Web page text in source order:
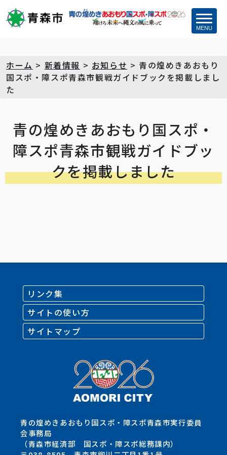
MENU
ホーム > 新着情報 > お知らせ >青の煌めきあおもり
国スポ・障スポ青森市観戦ガイドブックを掲載しまし
た
青の煌めきあおもり国スポ・
障スポ青森市観戦ガイドブッ
クを掲載しました
リンク集
サイトの使い方
サイトマップ
青の煌めきあおもり国スポ・障スポ青森市実行委員
会事務局
（青森市経済部 国スポ・障スポ総務課内）